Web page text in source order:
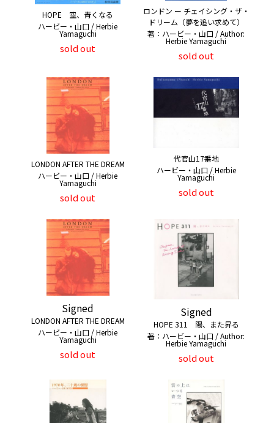
HOPE 空、青くなる
ハービー・山口 / Herbie
Yamaguchi
sold out
ロンドン ー チェイシング・ザ・
ドリーム（夢を追い求めて）
著：ハービー・山口 / Author:
Herbie Yamaguchi
sold out
LONDON AFTER THE DREAM
ハービー・山口 / Herbie
Yamaguchi
sold out
代官山17番地
ハービー・山口 / Herbie
Yamaguchi
sold out
Signed
LONDON AFTER THE DREAM
ハービー・山口 / Herbie
Yamaguchi
sold out
Signed
HOPE 311 陽、また昇る
著：ハービー・山口 / Author:
Herbie Yamaguchi
sold out